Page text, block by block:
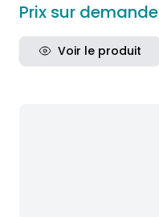
Prix sur demande
Voir le produit